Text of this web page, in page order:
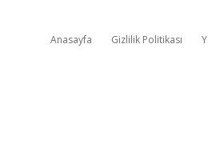
Anasayfa Gizlilik Politikası